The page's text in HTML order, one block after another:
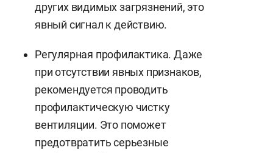
других видимых загрязнений, это
явный сигнал к действию.
Регулярная профилактика. Даже
при отсутствии явных признаков,
рекомендуется проводить
профилактическую чистку
вентиляции. Это поможет
предотвратить серьезные